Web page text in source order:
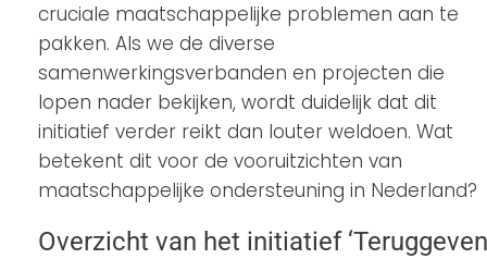
cruciale maatschappelijke problemen aan te
pakken. Als we de diverse
samenwerkingsverbanden en projecten die
lopen nader bekijken, wordt duidelijk dat dit
initiatief verder reikt dan louter weldoen. Wat
betekent dit voor de vooruitzichten van
maatschappelijke ondersteuning in Nederland?
Overzicht van het initiatief ‘Teruggeven